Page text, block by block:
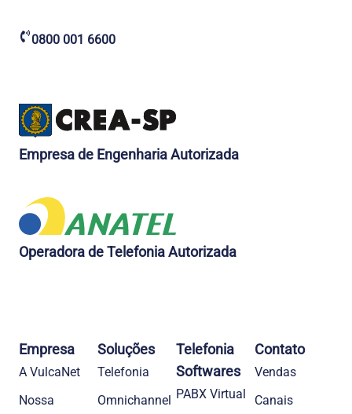
0800 001 6600
Empresa de Engenharia Autorizada
Operadora de Telefonia Autorizada
Empresa
A VulcaNet
Nossa
Soluções
Telefonia​
Omnichannel
Telefonia
Softwares
PABX Virtual
Contato
Vendas
Canais